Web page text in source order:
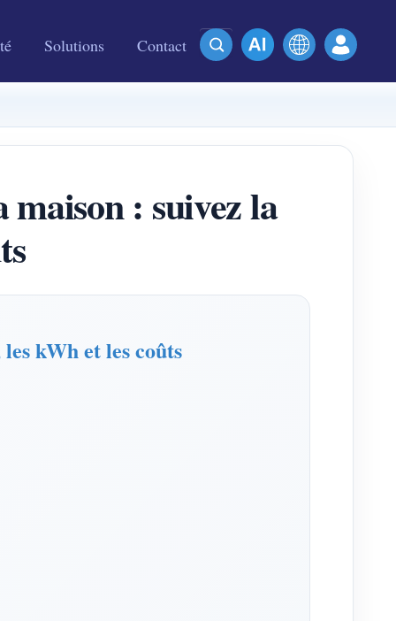
Solutions Contact
: suivez la
kWh et les coûts